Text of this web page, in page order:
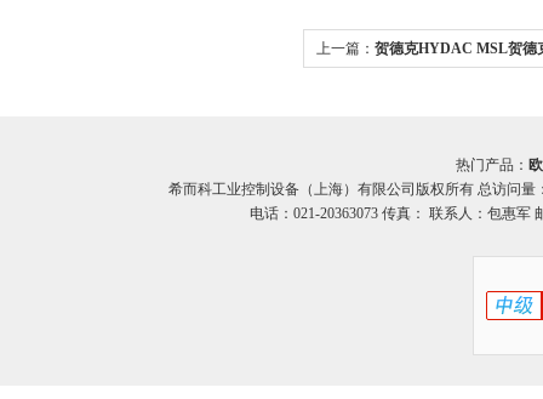
上一篇： 贺德克HYDAC MSL贺德
热门产品：
希而科工业控制设备（上海）有限公司版权所有 总访问量
电话：021-20363073 传真： 联系人：包惠军